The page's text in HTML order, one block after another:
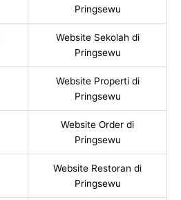
Pringsewu
Website Sekolah di
Pringsewu
Website Properti di
Pringsewu
Website Order di
Pringsewu
Website Restoran di
Pringsewu